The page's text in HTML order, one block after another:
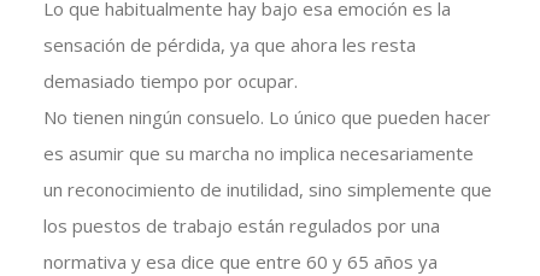
Lo que habitualmente hay bajo esa emoción es la
sensación de pérdida, ya que ahora les resta
demasiado tiempo por ocupar.
No tienen ningún consuelo. Lo único que pueden hacer
es asumir que su marcha no implica necesariamente
un reconocimiento de inutilidad, sino simplemente que
los puestos de trabajo están regulados por una
normativa y esa dice que entre 60 y 65 años ya